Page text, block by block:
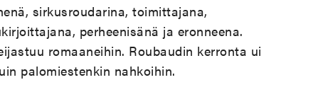
sirkusroudarina, toimittajana,
perheenisänä ja eronneena.
romaaneihin. Roubaudin kerronta ui
palomiestenkin nahkoihin.